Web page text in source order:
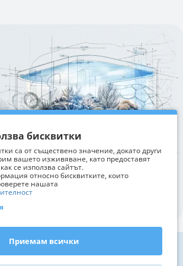
бисквитки
са от съществено значение, докато други
вашето изживяване, като предоставят
се използва сайтът.
относно бисквитките, които
нашата
Приемам всички